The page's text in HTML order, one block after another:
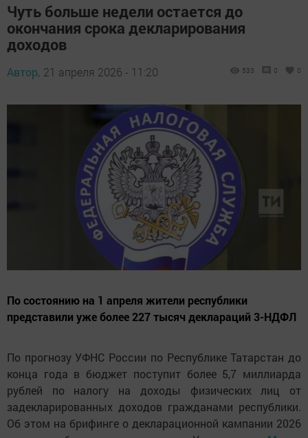
Чуть больше недели остается до
окончания срока декларирования
доходов
Автор, 21 апреля 2026 - 11:20 533 0 0
По состоянию на 1 апреля жители республики
представили уже более 227 тысяч деклараций 3-НДФЛ
По прогнозу УФНС России по Республике Татарстан до
конца года в бюджет поступит более 5,7 миллиарда
рублей по налогу на доходы физических лиц от
задекларированных доходов гражданами республики.
Об этом на брифинге о декларационной кампании 2026